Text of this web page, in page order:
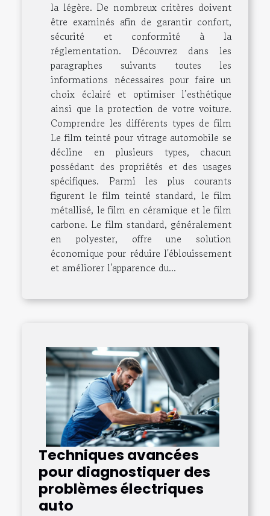
la légère. De nombreux critères doivent
être examinés afin de garantir confort,
sécurité et conformité à la
réglementation. Découvrez dans les
paragraphes suivants toutes les
informations nécessaires pour faire un
choix éclairé et optimiser l’esthétique
ainsi que la protection de votre voiture.
Comprendre les différents types de film
Le film teinté pour vitrage automobile se
décline en plusieurs types, chacun
possédant des propriétés et des usages
spécifiques. Parmi les plus courants
figurent le film teinté standard, le film
métallisé, le film en céramique et le film
carbone. Le film standard, généralement
en polyester, offre une solution
économique pour réduire l'éblouissement
et améliorer l'apparence du...
Techniques avancées
pour diagnostiquer des
problèmes électriques
auto